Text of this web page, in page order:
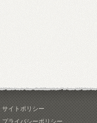
サイトポリシー
プライバシーポリシー